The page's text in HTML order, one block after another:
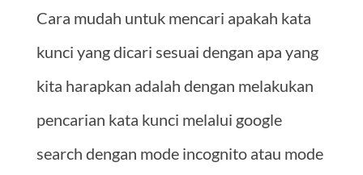
Cara mudah untuk mencari apakah kata
kunci yang dicari sesuai dengan apa yang
kita harapkan adalah dengan melakukan
pencarian kata kunci melalui google
search dengan mode incognito atau mode